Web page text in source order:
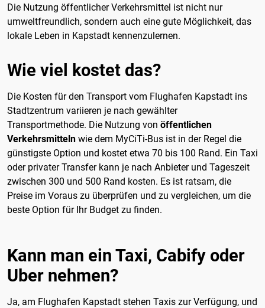
Die Nutzung öffentlicher Verkehrsmittel ist nicht nur
umweltfreundlich, sondern auch eine gute Möglichkeit, das
lokale Leben in Kapstadt kennenzulernen.
Wie viel kostet das?
Die Kosten für den Transport vom Flughafen Kapstadt ins
Stadtzentrum variieren je nach gewählter
Transportmethode. Die Nutzung von öffentlichen
Verkehrsmitteln wie dem MyCiTi-Bus ist in der Regel die
günstigste Option und kostet etwa 70 bis 100 Rand. Ein Taxi
oder privater Transfer kann je nach Anbieter und Tageszeit
zwischen 300 und 500 Rand kosten. Es ist ratsam, die
Preise im Voraus zu überprüfen und zu vergleichen, um die
beste Option für Ihr Budget zu finden.
Kann man ein Taxi, Cabify oder
Uber nehmen?
Ja, am Flughafen Kapstadt stehen Taxis zur Verfügung, und